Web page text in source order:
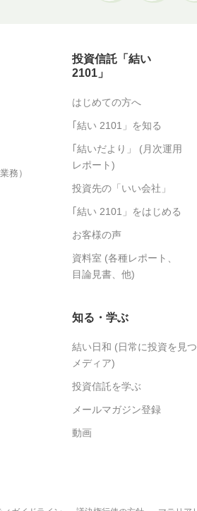
務）
投資信託「結い
2101」
はじめての方へ
｢結い 2101」を知る
｢結いだより」 (月次運用
レポート)
投資先の「いい会社」
｢結い 2101」をはじめる
お客様の声
資料室 (各種レポート、
目論見書、他)
知る・学ぶ
結い日和 (日常に投資を見
メディア)
投資信託を学ぶ
メールマガジン登録
動画